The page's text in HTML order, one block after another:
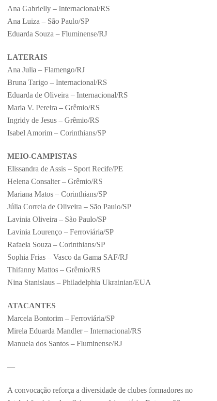
Ana Gabrielly – Internacional/RS
Ana Luiza – São Paulo/SP
Eduarda Souza – Fluminense/RJ
LATERAIS
Ana Julia – Flamengo/RJ
Bruna Tarigo – Internacional/RS
Eduarda de Oliveira – Internacional/RS
Maria V. Pereira – Grêmio/RS
Ingridy de Jesus – Grêmio/RS
Isabel Amorim – Corinthians/SP
MEIO-CAMPISTAS
Elissandra de Assis – Sport Recife/PE
Helena Consalter – Grêmio/RS
Mariana Matos – Corinthians/SP
Júlia Correia de Oliveira – São Paulo/SP
Lavinia Oliveira – São Paulo/SP
Lavinia Lourenço – Ferroviária/SP
Rafaela Souza – Corinthians/SP
Sophia Frias – Vasco da Gama SAF/RJ
Thifanny Mattos – Grêmio/RS
Nina Stanislaus – Philadelphia Ukrainian/EUA
ATACANTES
Marcela Bontorim – Ferroviária/SP
Mirela Eduarda Mandler – Internacional/RS
Manuela dos Santos – Fluminense/RJ
—
A convocação reforça a diversidade de clubes formadores no